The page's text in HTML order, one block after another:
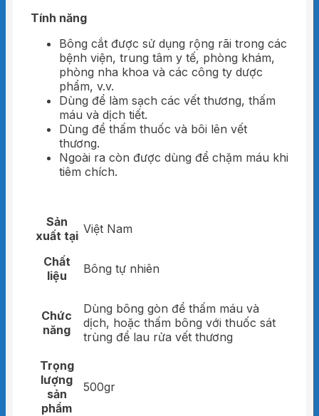
Tính năng
Bông cắt được sử dụng rộng rãi trong các
bệnh viện, trung tâm y tế, phòng khám,
phòng nha khoa và các công ty dược
phẩm, v.v.
Dùng để làm sạch các vết thương, thấm
máu và dịch tiết.
Dùng để thấm thuốc và bôi lên vết
thương.
Ngoài ra còn được dùng để chặm máu khi
tiêm chích.
Sản
xuất tại Việt Nam
Chất
liệu
Bông tự nhiên
Chức
năng
Dùng bông gòn để thấm máu và
dịch, hoặc thấm bông với thuốc sát
trùng để lau rửa vết thương
Trọng
lượng
sản
phẩm
500gr